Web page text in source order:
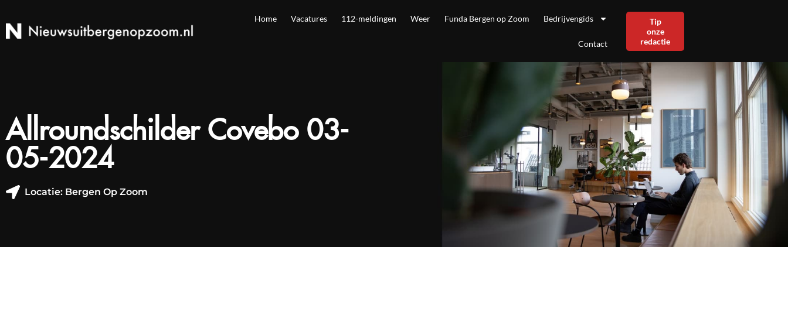
Home Vacatures 112-meldingen Weer Funda Bergen op Zoom Bedrijvengids
Contact
Tip
onze
redactie
Allroundschilder Covebo 03-
05-2024
Locatie: Bergen Op Zoom